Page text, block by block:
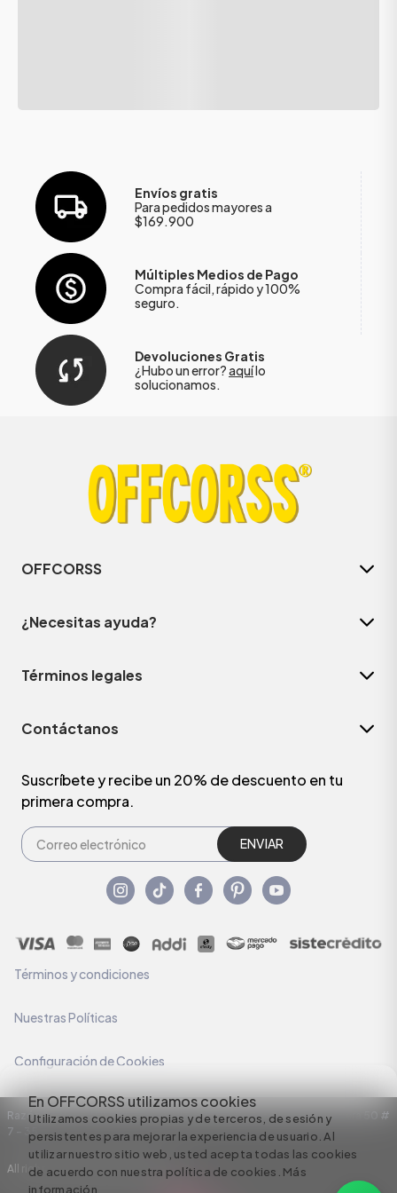
En OFFCORSS utilizamos cookies
Utilizamos cookies propias y de terceros, de sesión y
persistentes para mejorar la experiencia de usuario. Al
utilizar nuestro sitio web, usted acepta todas las cookies
de acuerdo con nuestra política de cookies. Más
información
Envíos gratis
Para pedidos mayores a
$169.900
Múltiples Medios de Pago
Compra fácil, rápido y 100%
seguro.
Devoluciones Gratis
¿Hubo un error?aquílo
solucionamos.
OFFCORSS
¿Necesitas ayuda?
Términos legales
Contáctanos
Suscríbete y recibe un 20% de descuento en tu
primera compra.
ENVIAR
Términos y condiciones
Nuestras Políticas
Configuración de Cookies
Razón Social: C.I HERMECO S.A. NIT: 890924167-6 Dirección: Carrera 50 #
7 – 35
All rights reserved empowered by